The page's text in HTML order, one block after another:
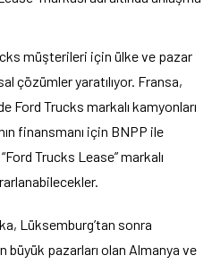
müşterileri için ülke ve pazar
çözümler yaratılıyor. Fransa,
Ford Trucks markalı kamyonları
finansmanı için BNPP ile
Trucks Lease” markalı
Lüksemburg’tan sonra
büyük pazarları olan Almanya ve